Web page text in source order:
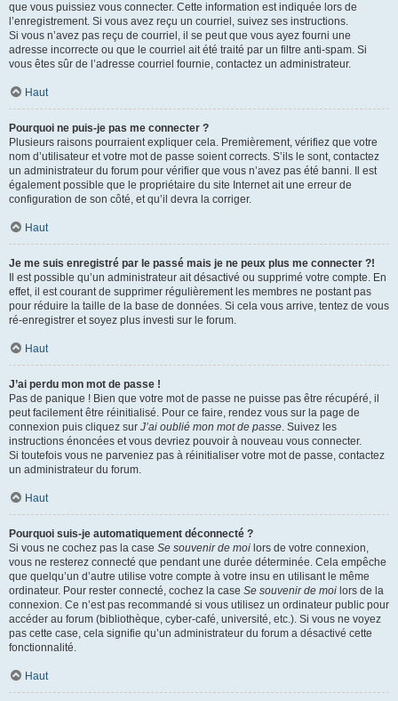
que vous puissiez vous connecter. Cette information est indiquée lors de
l’enregistrement. Si vous avez reçu un courriel, suivez ses instructions.
Si vous n’avez pas reçu de courriel, il se peut que vous ayez fourni une
adresse incorrecte ou que le courriel ait été traité par un filtre anti-spam. Si
vous êtes sûr de l’adresse courriel fournie, contactez un administrateur.
Haut
Pourquoi ne puis-je pas me connecter ?
Plusieurs raisons pourraient expliquer cela. Premièrement, vérifiez que votre
nom d’utilisateur et votre mot de passe soient corrects. S’ils le sont, contactez
un administrateur du forum pour vérifier que vous n’avez pas été banni. Il est
également possible que le propriétaire du site Internet ait une erreur de
configuration de son côté, et qu’il devra la corriger.
Haut
Je me suis enregistré par le passé mais je ne peux plus me connecter ?!
Il est possible qu’un administrateur ait désactivé ou supprimé votre compte. En
effet, il est courant de supprimer régulièrement les membres ne postant pas
pour réduire la taille de la base de données. Si cela vous arrive, tentez de vous
ré-enregistrer et soyez plus investi sur le forum.
Haut
J’ai perdu mon mot de passe !
Pas de panique ! Bien que votre mot de passe ne puisse pas être récupéré, il
peut facilement être réinitialisé. Pour ce faire, rendez vous sur la page de
connexion puis cliquez sur J’ai oublié mon mot de passe. Suivez les
instructions énoncées et vous devriez pouvoir à nouveau vous connecter.
Si toutefois vous ne parveniez pas à réinitialiser votre mot de passe, contactez
un administrateur du forum.
Haut
Pourquoi suis-je automatiquement déconnecté ?
Si vous ne cochez pas la case Se souvenir de moi lors de votre connexion,
vous ne resterez connecté que pendant une durée déterminée. Cela empêche
que quelqu’un d’autre utilise votre compte à votre insu en utilisant le même
ordinateur. Pour rester connecté, cochez la case Se souvenir de moi lors de la
connexion. Ce n’est pas recommandé si vous utilisez un ordinateur public pour
accéder au forum (bibliothèque, cyber-café, université, etc.). Si vous ne voyez
pas cette case, cela signifie qu’un administrateur du forum a désactivé cette
fonctionnalité.
Haut